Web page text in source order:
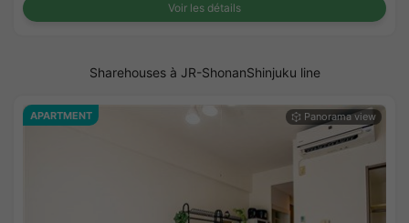
Voir les détails
Sharehouses à JR-ShonanShinjuku line
APARTMENT